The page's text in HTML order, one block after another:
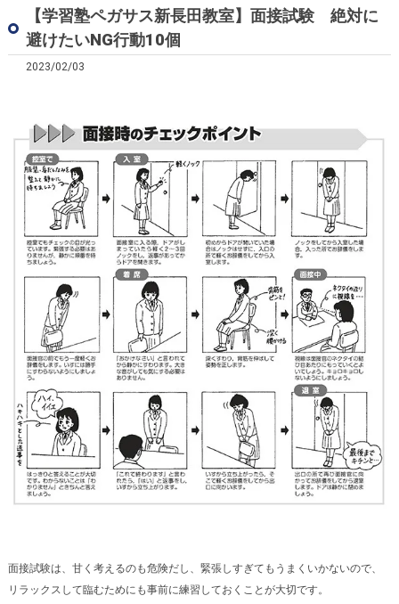
【学習塾ペガサス新長田教室】面接試験 絶対に
避けたいNG行動10個
2023/02/03
面接試験は、甘く考えるのも危険だし、緊張しすぎてもうまくいかないので、
リラックスして臨むためにも事前に練習しておくことが大切です。